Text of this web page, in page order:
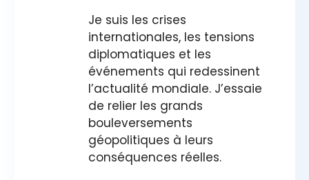
Je suis les crises
internationales, les tensions
diplomatiques et les
événements qui redessinent
l’actualité mondiale. J’essaie
de relier les grands
bouleversements
géopolitiques à leurs
conséquences réelles.